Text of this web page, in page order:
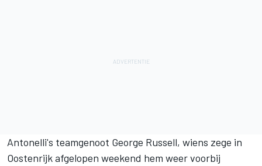
Antonelli's teamgenoot George Russell, wiens zege in
Oostenrijk afgelopen weekend hem weer voorbij